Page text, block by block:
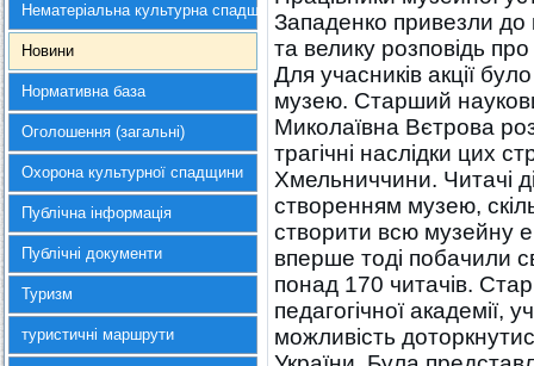
Нематеріальна культурна спадщина
Новини
Нормативна база
Оголошення (загальні)
Охорона культурної спадщини
Публічна інформація
Публічні документи
Туризм
туристичні маршрути
Западенко привезли до
та велику розповідь
Для учасників акції
музею. Старший
Миколаївна Вєтрова
трагічні наслідки цих
Хмельниччини. Читачі
створенням музею,
створити всю музейну
вперше тоді побачили
понад 170 читачів.
педагогічної
можливість